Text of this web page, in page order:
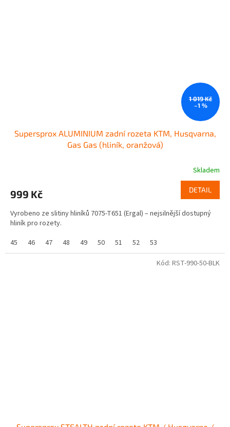
1 019 Kč
–1 %
Supersprox ALUMINIUM zadní rozeta KTM, Husqvarna,
Gas Gas (hliník, oranžová)
Skladem
999 Kč DETAIL
Vyrobeno ze slitiny hliníků 7075-T651 (Ergal) – nejsilnější dostupný
hliník pro rozety.
45
46 47 48 49 50 51 52 53
Kód: RST-990-50-BLK